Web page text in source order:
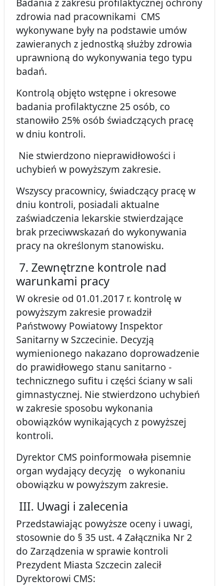
Badania z zakresu profilaktycznej ochrony
zdrowia nad pracownikami CMS
wykonywane były na podstawie umów
zawieranych z jednostką służby zdrowia
uprawnioną do wykonywania tego typu
badań.
Kontrolą objęto wstępne i okresowe
badania profilaktyczne 25 osób, co
stanowiło 25% osób świadczących pracę
w dniu kontroli.
Nie stwierdzono nieprawidłowości i
uchybień w powyższym zakresie.
Wszyscy pracownicy, świadczący pracę w
dniu kontroli, posiadali aktualne
zaświadczenia lekarskie stwierdzające
brak przeciwwskazań do wykonywania
pracy na określonym stanowisku.
7. Zewnętrzne kontrole nad
warunkami pracy
W okresie od 01.01.2017 r. kontrolę w
powyższym zakresie prowadził
Państwowy Powiatowy Inspektor
Sanitarny w Szczecinie. Decyzją
wymienionego nakazano doprowadzenie
do prawidłowego stanu sanitarno -
technicznego sufitu i części ściany w sali
gimnastycznej. Nie stwierdzono uchybień
w zakresie sposobu wykonania
obowiązków wynikających z powyższej
kontroli.
Dyrektor CMS poinformowała pisemnie
organ wydający decyzję o wykonaniu
obowiązku w powyższym zakresie.
III. Uwagi i zalecenia
Przedstawiając powyższe oceny i uwagi,
stosownie do § 35 ust. 4 Załącznika Nr 2
do Zarządzenia w sprawie kontroli
Prezydent Miasta Szczecin zalecił
Dyrektorowi CMS: